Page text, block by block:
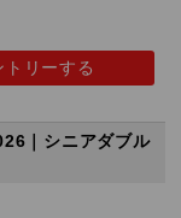
トリーする
｜シニアダブル